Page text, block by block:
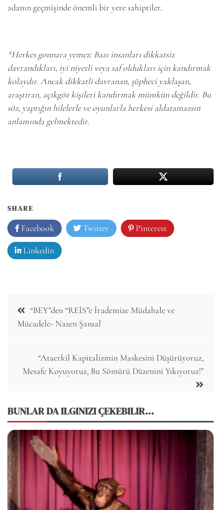
adanın geçmişinde önemli bir yere sahiptiler.
*Herkes gonnara yemez: Bazı insanları dikkatsiz
davrandıkları, iyi niyetli veya saf oldukları için kandırmak
kolaydır. Ancak dikkatli davranan, şüpheci yaklaşan,
araştıran, açıkgöz kişileri kandırmak mümkün değildir. Bu
söz, yaptığın hilelerle ve oyunlarla herkesi aldatamazsın
anlamında gelmektedir.
SHARE
Facebook Twitter Pinterest
Linkedin
Post
navigation
“BEY”den “REİS”e İrademize Müdahale ve
Mücadele- Nazen Şansal
“Ataerkil Kapitalizmin Maskesini Düşürüyoruz,
Mesafe Koyuyoruz, Bu Sömürü Düzenini Yıkıyoruz!”
BUNLAR DA ILGINIZI ÇEKEBILIR...